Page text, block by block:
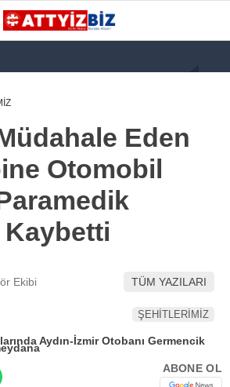
WhatsApp İhbar
Eden
Otomobil
Kaybetti
Ekibi TÜM YAZILARI
ŞEHİTLERİMİZ
ABONE OL